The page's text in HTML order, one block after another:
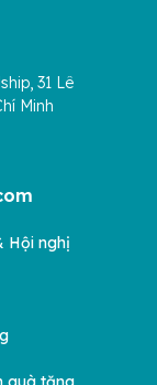
31 Lê
Minh
Hội nghị